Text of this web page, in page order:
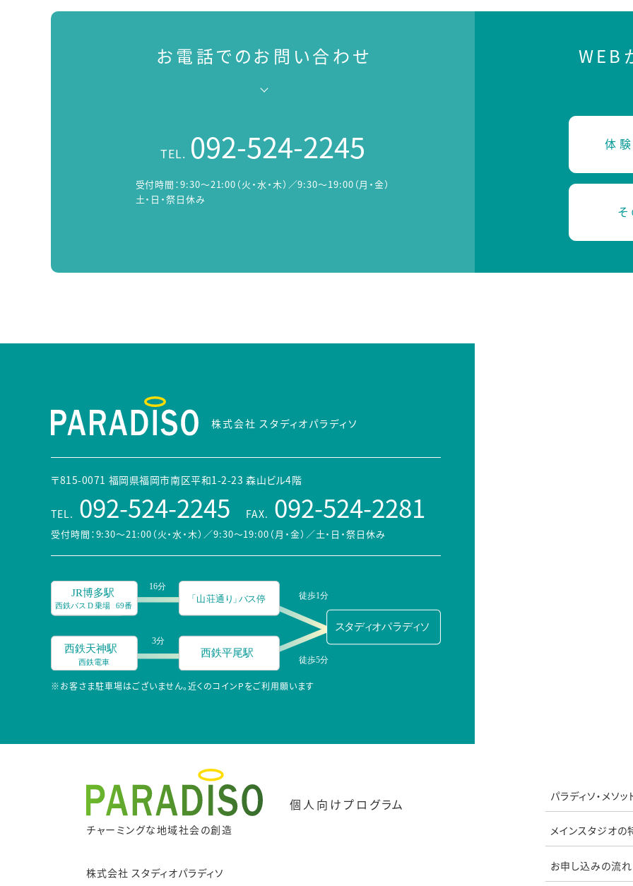
お電話でのお問い合わせ
TEL. 092-524-2245
受付時間：9:30～21:00（火・水・木）／9:30～19:00（月・金）
土・日・祭日休み
WEB
体
株式会社 スタディオパラディソ
〒815-0071 福岡県福岡市南区平和1-2-23 森山ビル4階
TEL. 092-524-2245 FAX. 092-524-2281
受付時間：9:30～21:00（火・水・木）／9:30～19:00（月・金） ／土・日・祭日休み
※お客さま駐車場はございません。近くのコインPをご利用願います
チャーミングな地域社会の創造
個人向けプログラム
株式会社 スタディオパラディソ
パラディソ・メソッ
メインスタジオの
お申し込みの流れ